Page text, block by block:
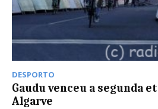
DESPORTO
Gaudu venceu a segunda
Algarve